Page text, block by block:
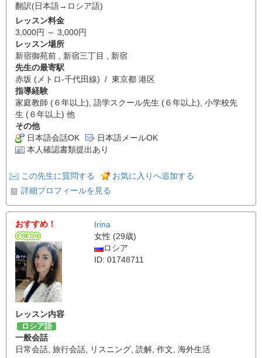
翻訳(日本語→ロシア語)
レッスン料金
3,000円 ～ 3,000円
レッスン場所
新宿御苑前 , 新宿三丁目 , 新宿
先生の最寄駅
赤坂 (メトロ-千代田線) / 東京都 港区
指導経験
家庭教師 (６年以上), 語学スクール先生 (６年以上), 小学校先
生 (６年以上) 他
その他
日本語会話OK
日本語メールOK
本人確認書類提出あり
この先生に質問する
お気に入りへ追加する
詳細プロフィールを見る
おすすめ！
Irina
女性 (29歳)
ロシア
ID: 01748711
レッスン内容
ロシア語
一般会話
日常会話 旅行会話 リスニング 読解 作文 海外生活